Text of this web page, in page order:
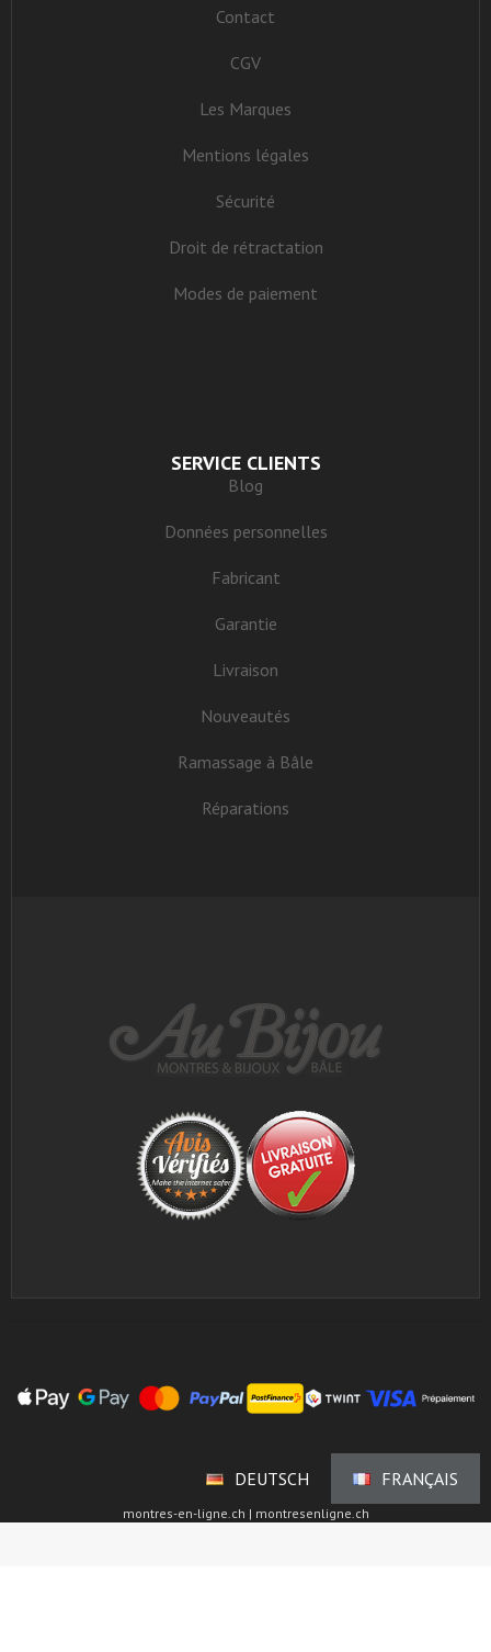
Contact
CGV
Les Marques
Mentions légales
Sécurité
Droit de rétractation
Modes de paiement
SERVICE CLIENTS
Blog
Données personnelles
Fabricant
Garantie
Livraison
Nouveautés
Ramassage à Bâle
Réparations
DEUTSCH FRANÇAIS
montres-en-ligne.ch | montresenligne.ch